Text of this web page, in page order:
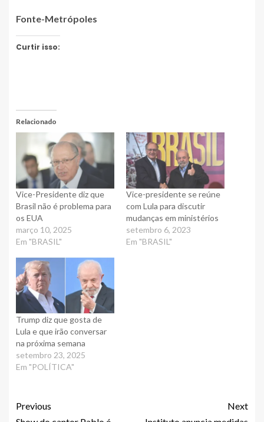
Fonte-Metrópoles
Curtir isso:
Relacionado
Vice-Presidente diz que
Brasil não é problema para
os EUA
março 10, 2025
Em "BRASIL"
Vice-presidente se reúne
com Lula para discutir
mudanças em ministérios
setembro 6, 2023
Em "BRASIL"
Trump diz que gosta de
Lula e que irão conversar
na próxima semana
setembro 23, 2025
Em "POLÍTICA"
Previous
Next